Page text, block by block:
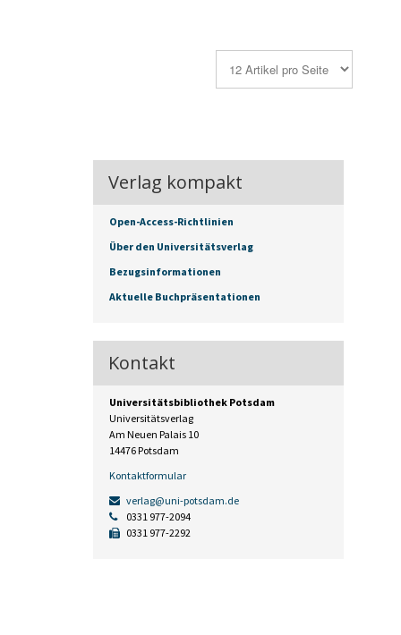
Verlag kompakt
Open-Access-Richtlinien
Über den Universitätsverlag
Bezugsinformationen
Aktuelle Buchpräsentationen
Kontakt
Universitätsbibliothek Potsdam
Universitätsverlag
Am Neuen Palais 10
14476 Potsdam
Kontaktformular
verlag@uni-potsdam.de
0331 977-2094
0331 977-2292